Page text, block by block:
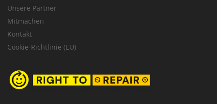
Unsere Partner
Mitmachen
Kontakt
Cookie-Richtlinie (EU)